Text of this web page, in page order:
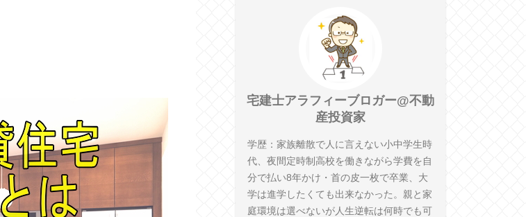
宅建士アラフィーブロガー@不動
産投資家
学歴：家族離散で人に言えない小中学生時
代、夜間定時制高校を働きながら学費を自
分で払い8年かけ・首の皮一枚で卒業、大
学は進学したくても出来なかった。親と家
庭環境は選べないが人生逆転は何時でも可